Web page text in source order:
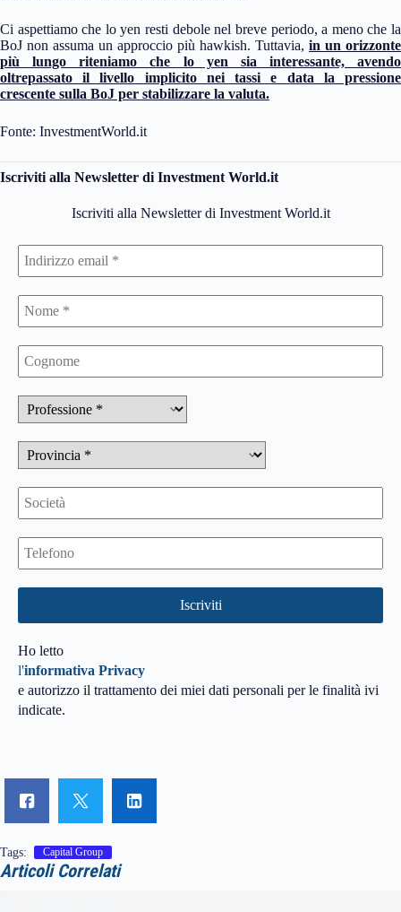
Ci aspettiamo che lo yen resti debole nel breve periodo, a meno che la
BoJ non assuma un approccio più hawkish. Tuttavia, in un orizzonte
più lungo riteniamo che lo yen sia interessante, avendo
oltrepassato il livello implicito nei tassi e data la pressione
crescente sulla BoJ per stabilizzare la valuta.
Fonte: InvestmentWorld.it
Iscriviti alla Newsletter di Investment World.it
Iscriviti alla Newsletter di Investment World.it
Ho letto
l'informativa Privacy
e autorizzo il trattamento dei miei dati personali per le finalità ivi
indicate.
Tags: Capital Group
Articoli Correlati